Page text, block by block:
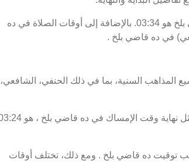
موعد غروب الشمس أو الإفطار في ده قاضي بلخ هو 19:03، ووقت انتهاء السحور أو الفجر في ده قاضي بلخ هو 03:34. بالإضافة إلى أوقات الصلاة في ده
في ده قاضي بلخ .
المذاهب السنية، بما في ذلك الحنفي، الشافعي،
ده قاضي بلخ . ومع ذلك، تختلف أوقات